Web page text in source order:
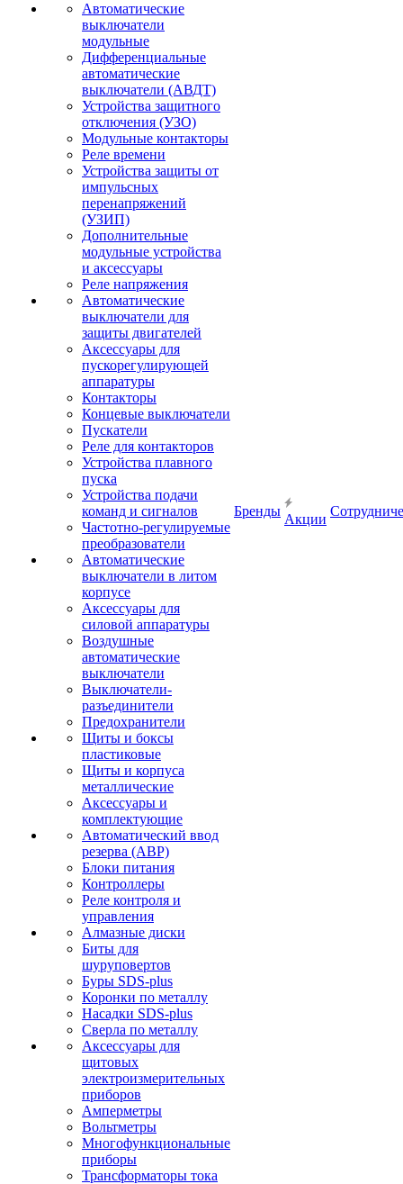
Автоматические
выключатели
модульные
Дифференциальные
автоматические
выключатели (АВДТ)
Устройства защитного
отключения (УЗО)
Модульные контакторы
Реле времени
Устройства защиты от
импульсных
перенапряжений
(УЗИП)
Дополнительные
модульные устройства
и аксессуары
Реле напряжения
Автоматические
выключатели для
защиты двигателей
Аксессуары для
пускорегулирующей
аппаратуры
Контакторы
Концевые выключатели
Пускатели
Реле для контакторов
Устройства плавного
пуска
Устройства подачи
команд и сигналов
Частотно-регулируемые
преобразователи
Автоматические
выключатели в литом
корпусе
Аксессуары для
силовой аппаратуры
Воздушные
автоматические
выключатели
Выключатели-
разъединители
Предохранители
Щиты и боксы
пластиковые
Щиты и корпуса
металлические
Аксессуары и
комплектующие
Автоматический ввод
резерва (АВР)
Блоки питания
Контроллеры
Реле контроля и
управления
Алмазные диски
Биты для
шуруповертов
Буры SDS-plus
Коронки по металлу
Насадки SDS-plus
Сверла по металлу
Аксессуары для
щитовых
электроизмерительных
приборов
Амперметры
Вольтметры
Многофункциональные
приборы
Трансформаторы тока
Бренды
Акции